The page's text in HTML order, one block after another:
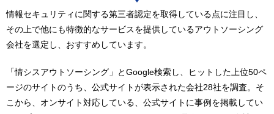
情報セキュリティに関する第三者認定を取得している点に注目し、
その上で他にも特徴的なサービスを提供しているアウトソーシング
会社を選定し、おすすめしています。
「情シスアウトソーシング」とGoogle検索し、ヒットした上位50ペ
ージのサイトのうち、公式サイトが表示された会社28社を調査。そ
こから、オンサイト対応している、公式サイトに事例を掲載してい